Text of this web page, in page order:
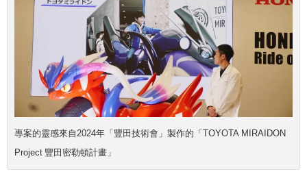
專案的靈感來自2024年「豐田技術會」製作的「TOYOTA MIRAIDON
Project 豐田密勒頓計畫」